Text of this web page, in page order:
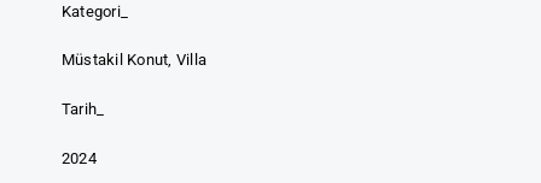
Kategori_
Müstakil Konut, Villa
Tarih_
2024